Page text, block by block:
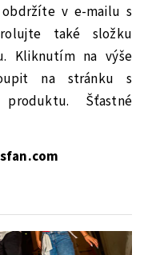
v e-mailu s
také složku
Kliknutím na výše
na stránku s
Šťastné